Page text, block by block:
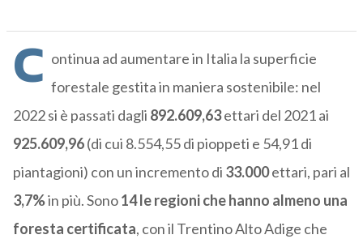
C ontinua ad aumentare in Italia la superficie
forestale gestita in maniera sostenibile: nel
2022 si è passati dagli 892.609,63ettari del 2021 ai
925.609,96(di cui 8.554,55 di pioppeti e 54,91 di
piantagioni) con un incremento di 33.000ettari, pari al
3,7%in più. Sono14 le regioni che hanno almeno una
foresta certificata, con il Trentino Alto Adige che